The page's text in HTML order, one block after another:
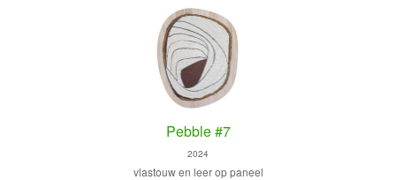
Pebble #7
2024
vlastouw en leer op paneel